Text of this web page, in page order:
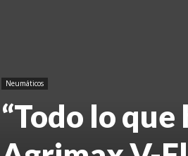
Neumáticos
“Todo lo